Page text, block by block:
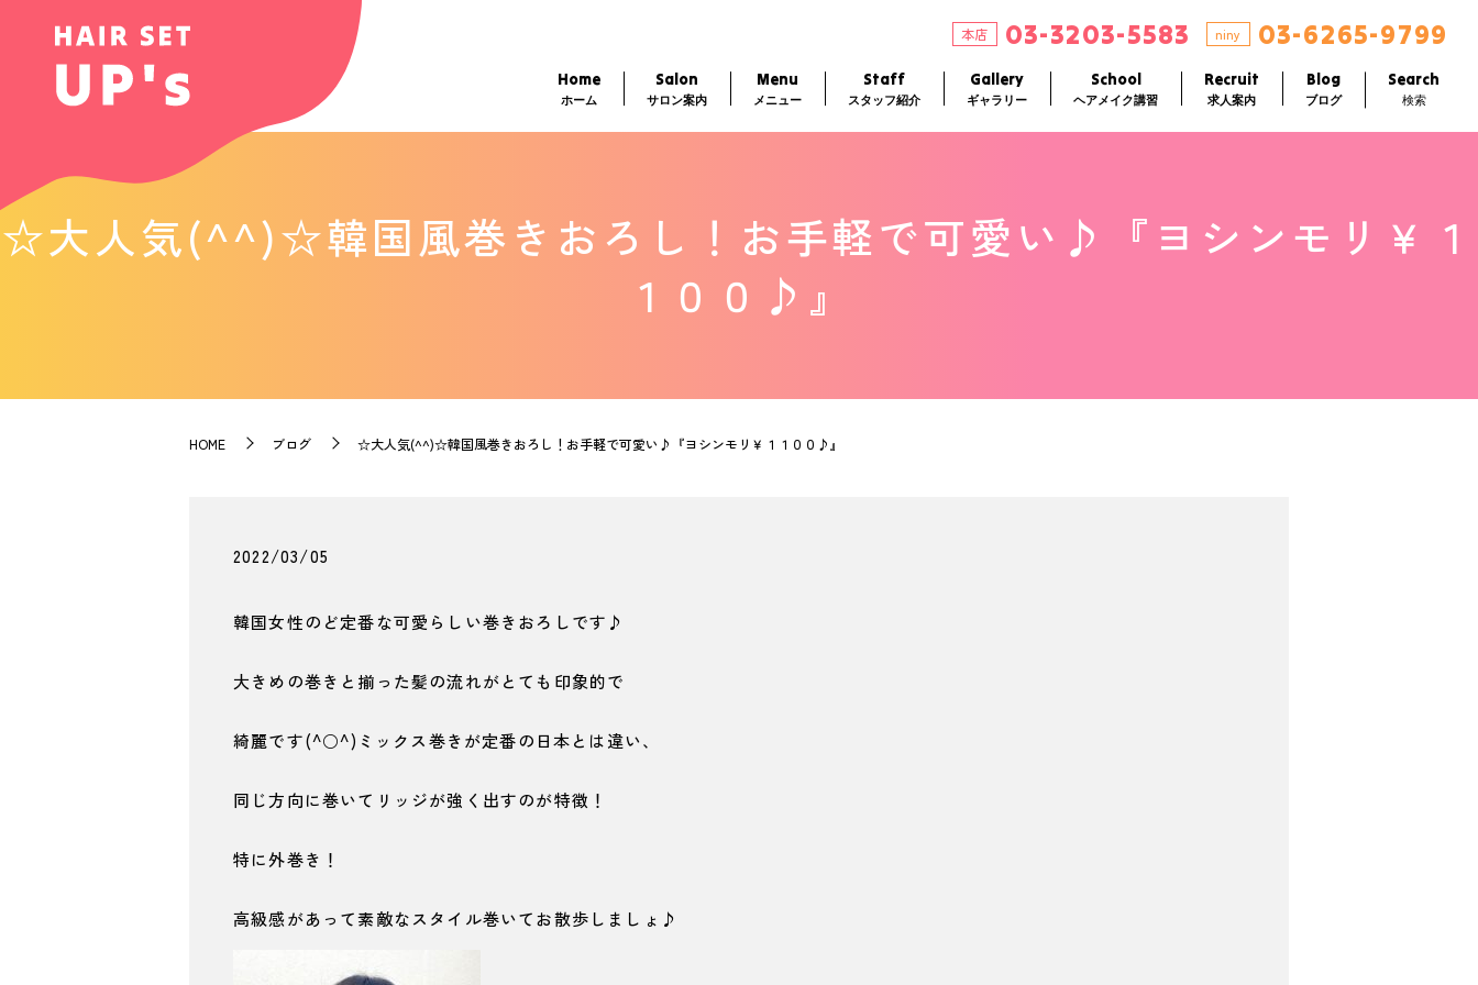
本店 03-3203-5583 niny 03-6265-9799
Home
ホーム
Salon
サロン案内
Menu
メニュー
Staff
スタッフ紹介
Gallery
ギャラリー
School
ヘアメイク講習
Recruit
求人案内
Blog
ブログ
Search
検索
☆大人気(^^)☆韓国風巻きおろし！お手軽で可愛い♪『ヨシンモリ￥１
１００♪』
HOME ブログ ☆大人気(^^)☆韓国風巻きおろし！お手軽で可愛い♪『ヨシンモリ￥１１００♪』
2022/03/05
韓国女性のど定番な可愛らしい巻きおろしです♪
大きめの巻きと揃った髪の流れがとても印象的で
綺麗です(^○^)ミックス巻きが定番の日本とは違い、
同じ方向に巻いてリッジが強く出すのが特徴！
特に外巻き！
高級感があって素敵なスタイル巻いてお散歩しましょ♪